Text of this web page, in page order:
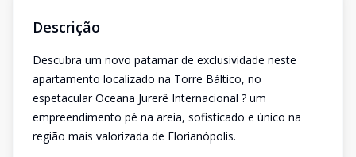
Descrição
Descubra um novo patamar de exclusividade neste
apartamento localizado na Torre Báltico, no
espetacular Oceana Jurerê Internacional ? um
empreendimento pé na areia, sofisticado e único na
região mais valorizada de Florianópolis.